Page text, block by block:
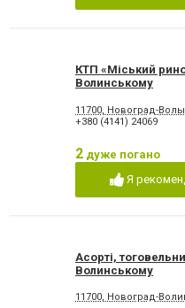
КТП «Міський
Волинському
11700, Новоград-
+380 (4141) 24069
2 дуже погано
Я
Асорті,
Волинському
11700, Новоград-